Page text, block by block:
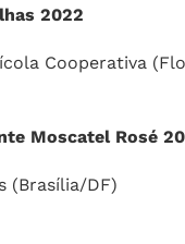
2022
Cooperativa
Moscatel Rosé
(Brasília/DF)